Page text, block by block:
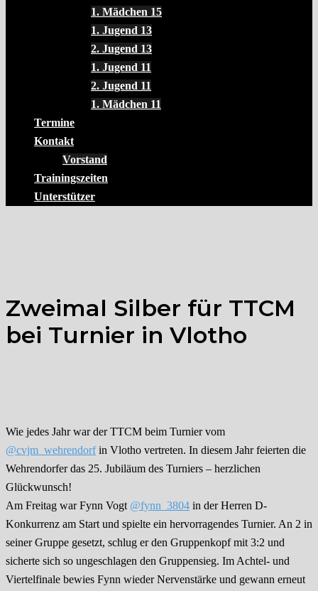
1. Mädchen 15
1. Jugend 13
2. Jugend 13
1. Jugend 11
2. Jugend 11
1. Mädchen 11
Termine
Kontakt
Vorstand
Trainingszeiten
Unterstützer
Zweimal Silber für TTCM
bei Turnier in Vlotho
Wie jedes Jahr war der TTCM beim Turnier vom
@cvjm_wehrendorfin Vlotho vertreten. In diesem Jahr feierten die
Wehrendorfer das 25. Jubiläum des Turniers – herzlichen
Glückwunsch!
Am Freitag war Fynn Vogt @fynn_3804 in der Herren D-
Konkurrenz am Start und spielte ein hervorragendes Turnier. An 2 in
seiner Gruppe gesetzt, schlug er den Gruppenkopf mit 3:2 und
sicherte sich so ungeschlagen den Gruppensieg. Im Achtel- und
Viertelfinale bewies Fynn wieder Nervenstärke und gewann erneut